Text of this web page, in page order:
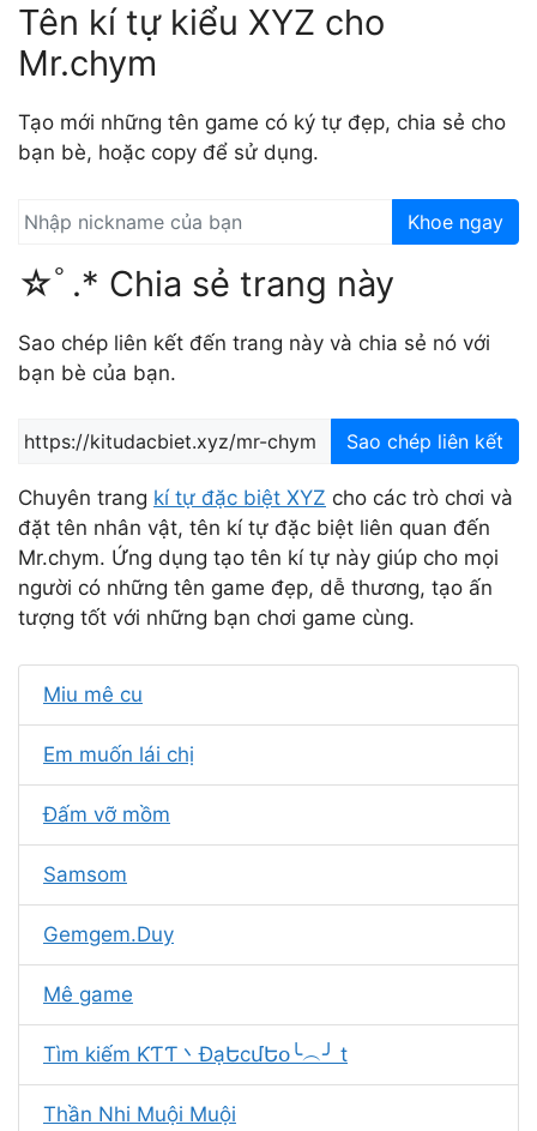
Tên kí tự kiểu XYZ cho
Mr.chym
Tạo mới những tên game có ký tự đẹp, chia sẻ cho
bạn bè, hoặc copy để sử dụng.
Khoe ngay
☆ﾟ.* Chia sẻ trang này
Sao chép liên kết đến trang này và chia sẻ nó với
bạn bè của bạn.
Sao chép liên kết
Chuyên trang kí tự đặc biệt XYZ cho các trò chơi và
đặt tên nhân vật, tên kí tự đặc biệt liên quan đến
Mr.chym. Ứng dụng tạo tên kí tự này giúp cho mọi
người có những tên game đẹp, dễ thương, tạo ấn
tượng tốt với những bạn chơi game cùng.
Miu mê cu
Em muốn lái chị
Đấm vỡ mồm
Samsom
Gemgem.Duy
Mê game
Tìm kiếm ƘƬƬ丶ĐạԵϲմԵօ╰︵╯ t
Thần Nhi Muội Muội